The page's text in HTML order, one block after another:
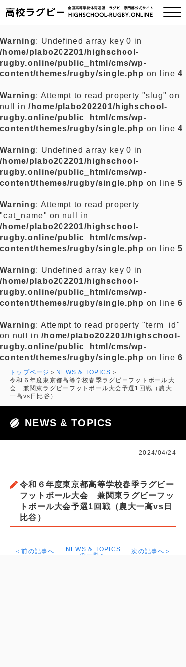
ご挨拶
全国チーム紹介
プライバシーポリシー
お問い合わせ
Warning: Undefined array key 0 in
/home/plabo202201/highschool-
rugby.online/public_html/cms/wp-
content/themes/rugby/single.php on line4
Warning: Attempt to read property "slug" on
null in/home/plabo202201/highschool-
rugby.online/public_html/cms/wp-
content/themes/rugby/single.php on line4
Warning: Undefined array key 0 in
/home/plabo202201/highschool-
rugby.online/public_html/cms/wp-
content/themes/rugby/single.php on line5
Warning: Attempt to read property
"cat_name" on null in
/home/plabo202201/highschool-
rugby.online/public_html/cms/wp-
content/themes/rugby/single.php on line5
Warning: Undefined array key 0 in
/home/plabo202201/highschool-
rugby.online/public_html/cms/wp-
content/themes/rugby/single.php on line6
Warning: Attempt to read property "term_id"
on null in/home/plabo202201/highschool-
rugby.online/public_html/cms/wp-
content/themes/rugby/single.php on line6
トップページ
NEWS & TOPICS
令和６年度東京都高等学校春季ラグビーフットボール大
会 兼関東ラグビーフットボール大会予選1回戦（農大
一高vs日比谷）
NEWS & TOPICS
2024/04/24
令和６年度東京都高等学校春季ラグビー
フットボール大会 兼関東ラグビーフッ
トボール大会予選1回戦（農大一高vs日
比谷）
＜前の記事へ
NEWS & TOPICS
の一覧へ
次の記事へ＞